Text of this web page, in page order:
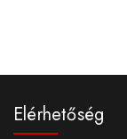
Elérhetőség